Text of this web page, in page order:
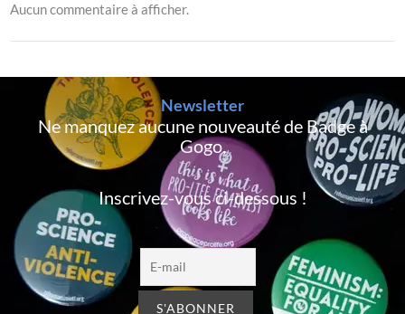
Aucun commentaire à afficher.
Newsletter
Ne manquez aucune nouveauté de Badge à
Gogo,
Inscrivez-vous ci-dessous !